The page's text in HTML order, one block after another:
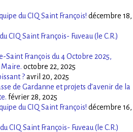
du CIQ Saint François! décembre 18,
CIQ Saint François- Fuveau (le C.R.)
Saint François du 4 Octobre 2025,
octobre 22, 2025
?avril 20, 2025
de Gardanne et projets d’avenir de la
février 28, 2025
du CIQ Saint François! décembre 16,
CIQ Saint François- Fuveau (le C.R.)